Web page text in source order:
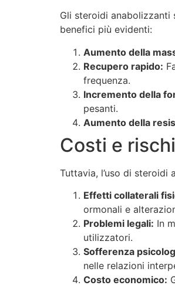
Gli steroidi
benefici più evidenti:
Aumento della
Recupero rapido:
frequenza.
Incremento della
pesanti.
Aumento della
Costi e
Tuttavia, l’uso di
Effetti collaterali
ormonali e
Problemi legali: In
utilizzatori.
Sofferenza
nelle relazioni
Costo economico: